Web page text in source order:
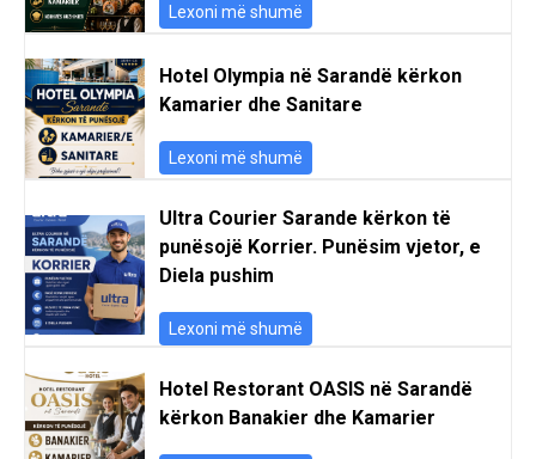
Lexoni më shumë
Hotel Olympia në Sarandë kërkon
Kamarier dhe Sanitare
Lexoni më shumë
Ultra Courier Sarande kërkon të
punësojë Korrier. Punësim vjetor, e
Diela pushim
Lexoni më shumë
Hotel Restorant OASIS në Sarandë
kërkon Banakier dhe Kamarier